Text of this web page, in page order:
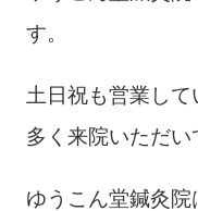
す。
土日祝も営業し
多く来院いただい
ゆうこん堂鍼灸